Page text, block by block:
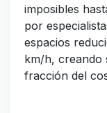
imposibles
por
espacios
km/h, creando
fracción del